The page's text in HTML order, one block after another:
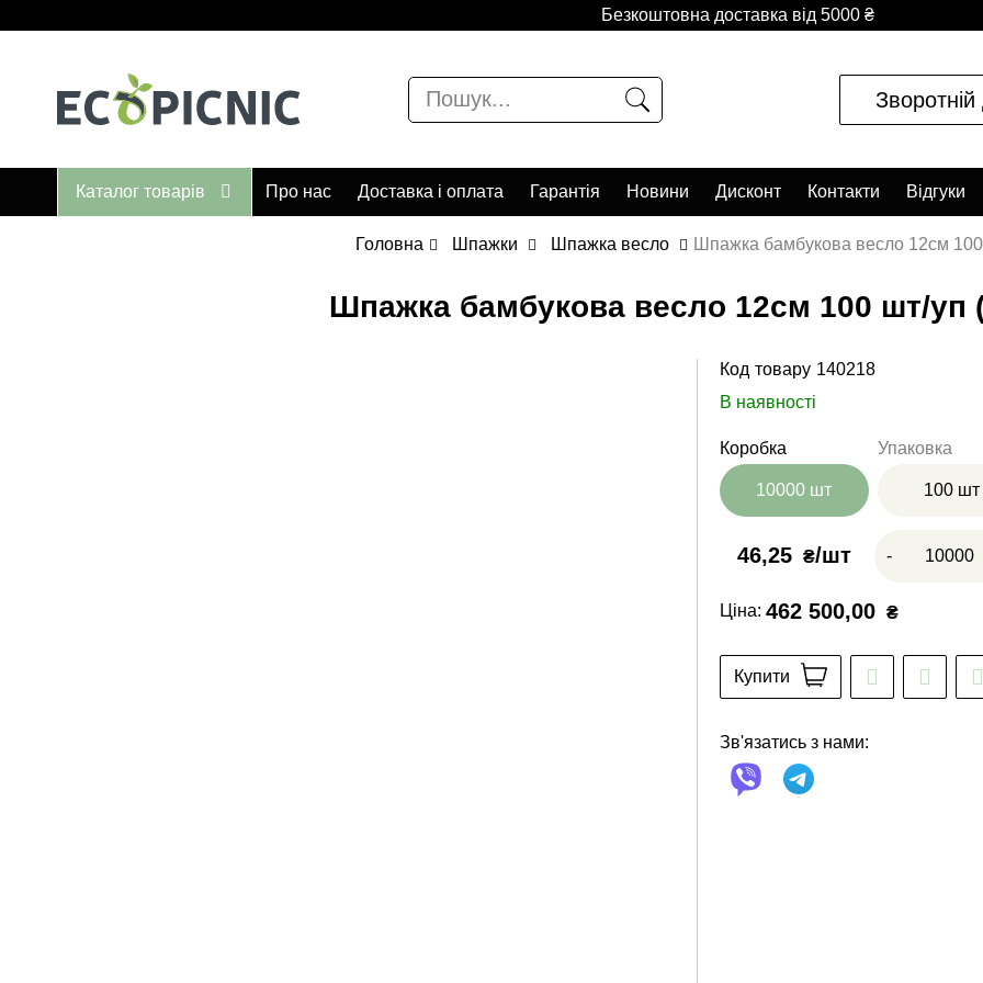
Безкоштовна доставка від 5000 ₴
Зворотній
Каталог товарів Про нас Доставка і оплата Гарантія Новини Дисконт Контакти Відгуки
Головна Шпажки Шпажка весло Шпажка бамбукова весло 12см
Шпажка бамбукова весло 12см 100 шт/уп
Код товару 140218
В наявності
Коробка
10000 шт
Упаковка
100 шт
46,25 ₴ -
Ціна: 462 500,00 ₴
Купити
Зв'язатись з нами: